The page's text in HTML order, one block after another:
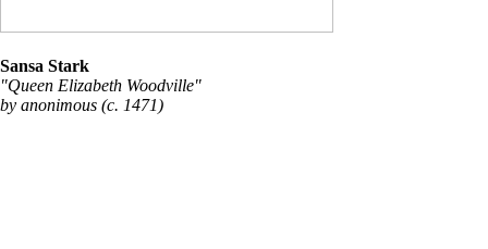
Sansa Stark
"Queen Elizabeth Woodville"
by anonimous (c. 1471)